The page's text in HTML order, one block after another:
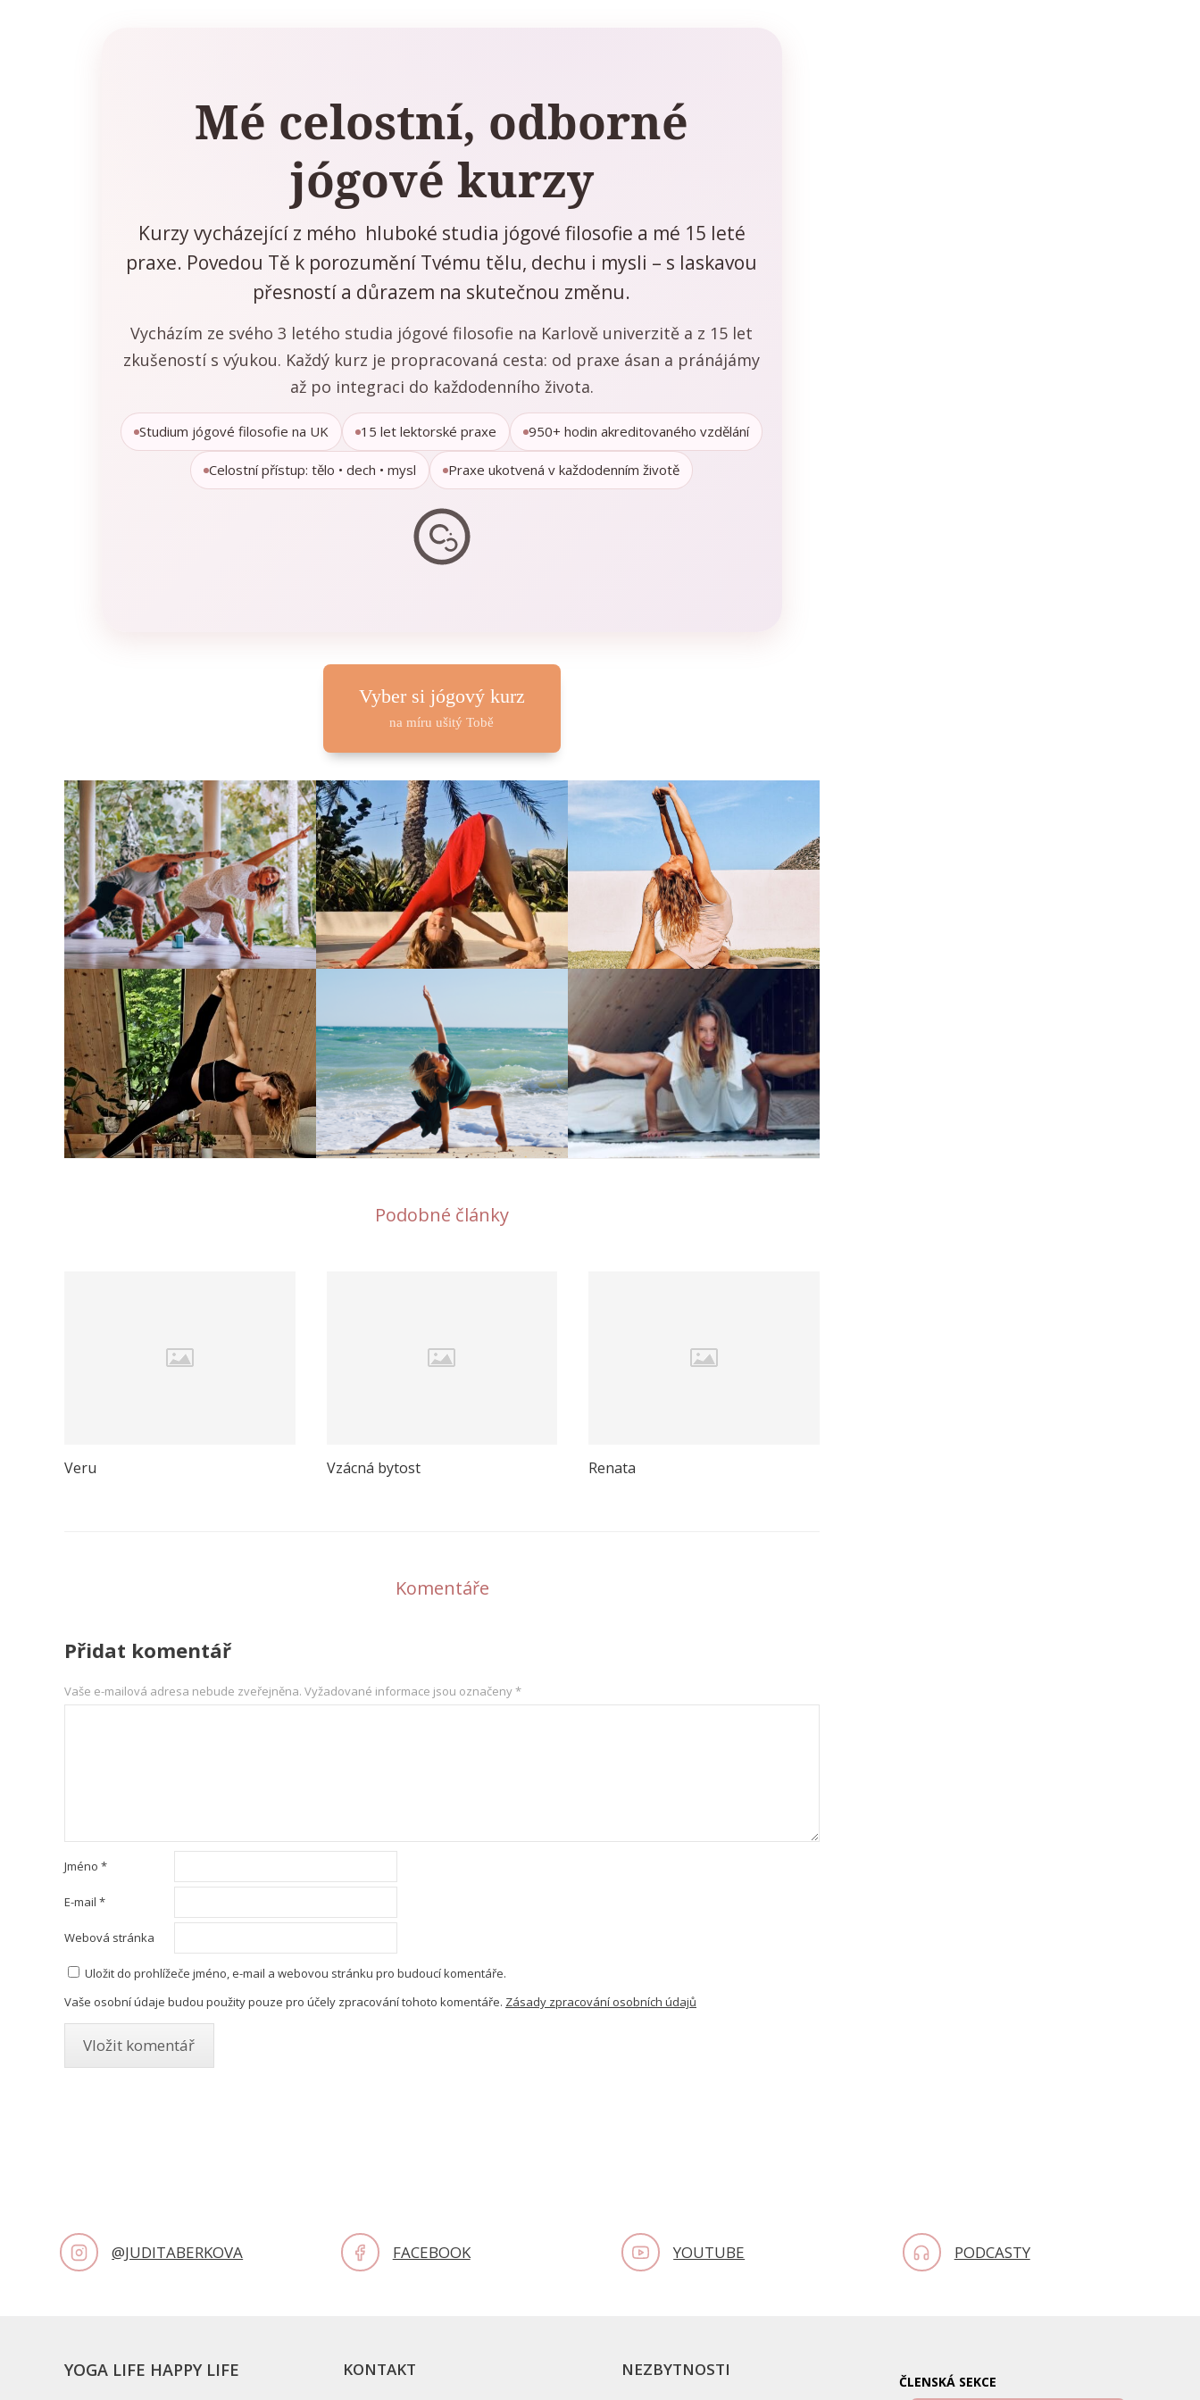
Mé celostní, odborné
jógové kurzy
Kurzy vycházející z mého hluboké studia jógové filosofie a mé 15 leté
praxe. Povedou Tě k porozumění Tvému tělu, dechu i mysli – s laskavou
přesností a důrazem na skutečnou změnu.
Vycházím ze svého 3 letého studia jógové filosofie na Karlově univerzitě a z 15 let
zkušeností s výukou. Každý kurz je propracovaná cesta: od praxe ásan a pránájámy
až po integraci do každodenního života.
Studium jógové filosofie na UK 15 let lektorské praxe 950+ hodin akreditovaného vzdělání
Celostní přístup: tělo • dech • mysl Praxe ukotvená v každodenním životě
Vyber si jógový kurz
na míru ušitý Tobě
Podobné články
Veru Vzácná bytost Renata
Komentáře
Přidat komentář
Vaše e-mailová adresa nebude zveřejněna. Vyžadované informace jsou označeny*
Jméno *
E-mail *
Webová stránka
Uložit do prohlížeče jméno, e-mail a webovou stránku pro budoucí komentáře.
Vaše osobní údaje budou použity pouze pro účely zpracování tohoto komentáře. Zásady zpracování osobních údajů
@JUDITABERKOVA FACEBOOK YOUTUBE PODCASTY
YOGA LIFE HAPPY LIFE KONTAKT NEZBYTNOSTI
ČLENSKÁ SEKCE